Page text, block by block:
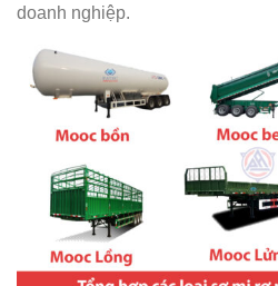
doanh nghiệp.